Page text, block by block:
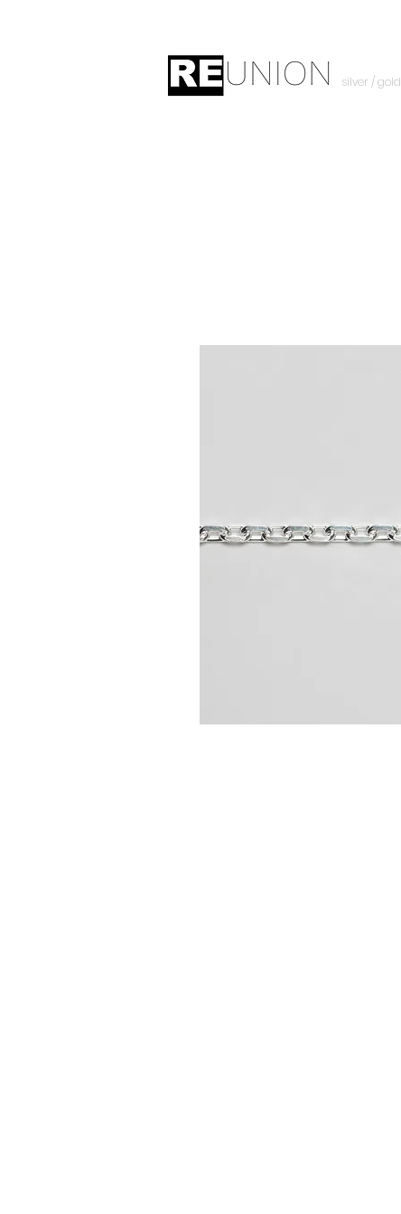
silver / gold